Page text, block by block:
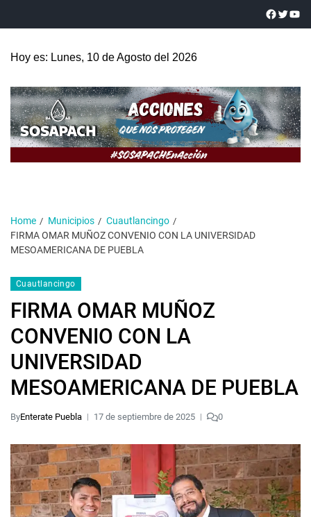
Hoy es: Lunes, 10 de Agosto del 2026
Home Municipios
Cuautlancingo
FIRMA OMAR MUÑOZ CONVENIO CON LA UNIVERSIDAD
MESOAMERICANA DE PUEBLA
Cuautlancingo
FIRMA OMAR MUÑOZ
CONVENIO CON LA
UNIVERSIDAD
MESOAMERICANA DE PUEBLA
ByEnterate Puebla 17 de septiembre de 2025 0